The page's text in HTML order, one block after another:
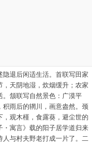
退后闲适生活。首联写田家
天阴地湿，炊烟缓升；农家
。颔联写自然景色：广漠平
雨后的辋川，画意盎然。颈
观木槿，食露葵，避尘世的
・寓言》载的阳子居学道归来
人与村夫野老打成一片了。二